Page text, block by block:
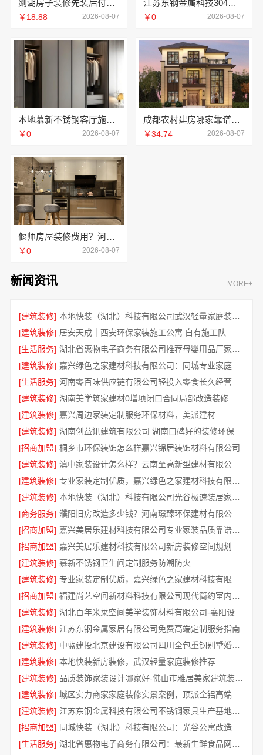
剡湖房子装修先装后付，浙江宜美嘉透明消费零压力
￥18.88 2026-08-07
江苏东钢金属科技304不锈钢家具厂家全国地址
￥0 2026-08-07
本地慕新不锈钢客厅施工方案全流程
￥0 2026-08-07
成都农村建房哪家靠谱？中蓝建投四川专业省心
￥34.74 2026-08-07
偃师房屋装修费用？河南璟臻环保建材有限公司无隐形消费
￥0 2026-08-07
新闻资讯 MORE+
[建筑装修]
本地快装（湖北）科技有限公司武汉轻量家庭装修新房
[建筑装修] 居安天成｜西安环保家装施工公寓 自有施工队
[生活服务]
[建筑装修]
嘉兴绿色之家建材科技有限公司：同城专业家庭装修机构优质
[生活服务] 河南零百味供应链有限公司轻投入零食长久经营
[建筑装修] 湖南美学筑家建材0增项闭口合同局部改造装修
[建筑装修] 嘉兴周边家装定制服务环保材料，美派建材
[建筑装修]
湖南创益讯建筑有限公司 湖南口碑好的装修环保材料全包公司
[招商加盟] 桐乡市环保装饰怎么样嘉兴锦居装饰材料有限公司
[建筑装修]
滇中家装设计怎么样？云南至高新型建材有限公司专业靠谱
[建筑装修]
[建筑装修]
[商务服务]
濮阳旧房改造多少钱？河南璟臻环保建材有限公司透明报价
[招商加盟]
嘉兴美居乐建材科技有限公司专业家装品质靠谱有保障
[招商加盟]
[建筑装修] 慕新不锈钢卫生间定制服务防潮防火
[建筑装修]
[招商加盟]
[建筑装修]
湖北百年米莱空间美学装饰材料有限公司-襄阳设计装修轻奢风
[建筑装修] 江苏东钢金属家居有限公司免费高端定制服务指南
[建筑装修]
中蓝建投北京建设有限公司四川全包重钢别墅婚房布置
[建筑装修] 本地快装新房装修，武汉轻量家庭装修推荐
[建筑装修]
品质装饰家装设计哪家好-佛山市雅居美家建筑装饰工程有限公司
[建筑装修]
城区实力商家家庭装修实景案例，顶派全铝高端定制
[建筑装修]
[招商加盟]
同城快装（湖北）科技有限公司：光谷公寓改造极简风科技家装
[生活服务]